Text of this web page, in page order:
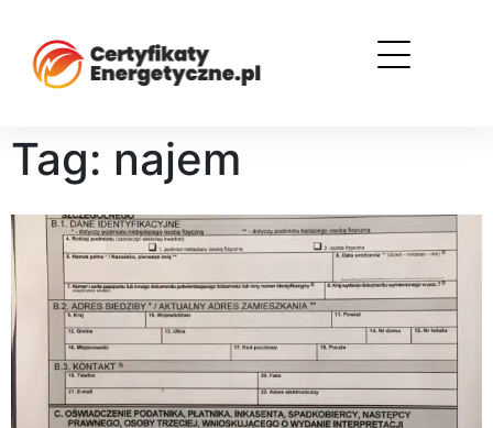
Tag: najem